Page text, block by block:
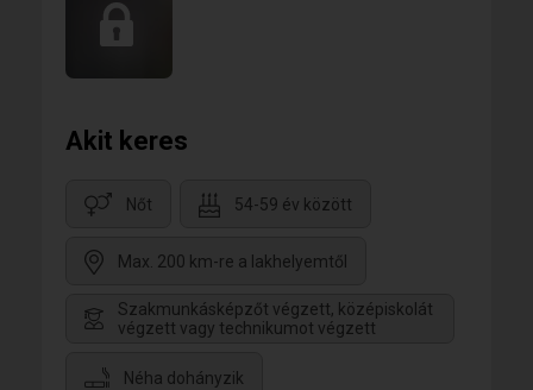
Akit keres
Nőt 54-59 év között
Max. 200 km-re a lakhelyemtől
Szakmunkásképzőt végzett, középiskolát
végzett vagy technikumot végzett
Néha dohányzik